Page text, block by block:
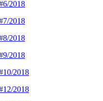
2018
2018
2018
2018
2018
2018